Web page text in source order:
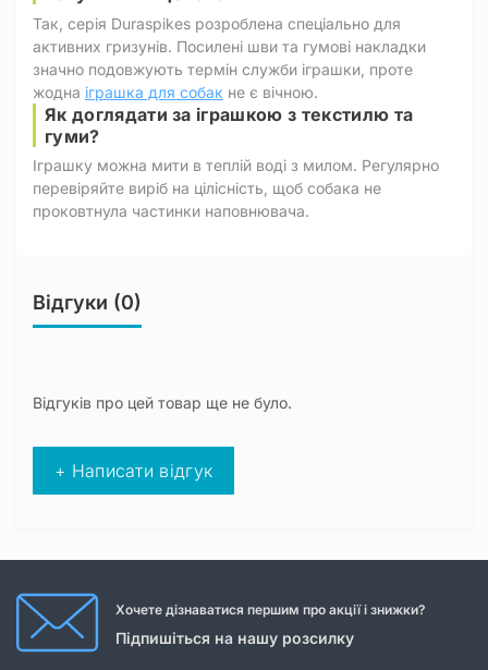
Так, серія Duraspikes розроблена спеціально для
активних гризунів. Посилені шви та гумові накладки
значно подовжують термін служби іграшки, проте
жодна іграшка для собак не є вічною.
Як доглядати за іграшкою з текстилю та
гуми?
Іграшку можна мити в теплій воді з милом. Регулярно
перевіряйте виріб на цілісність, щоб собака не
проковтнула частинки наповнювача.
Відгуки (0)
Відгуків про цей товар ще не було.
+ Написати відгук
Хочете дізнаватися першим про акції і знижки?
Підпишіться на нашу розсилку